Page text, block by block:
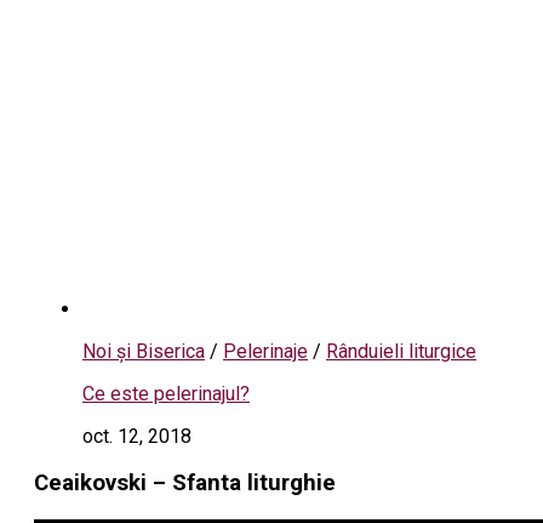
Noi și Biserica / Pelerinaje / Rânduieli liturgice
Ce este pelerinajul?
oct. 12, 2018
Ceaikovski – Sfanta liturghie